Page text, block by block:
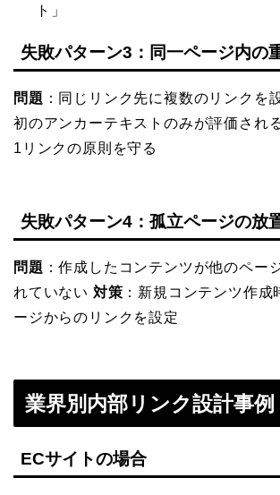
ト」
失敗パターン3：同一ページ内の
問題 ：同じリンク先に複数のリンクを
初のアンカーテキストのみが評価され
1リンクの原則を守る
失敗パターン4：孤立ページの放
問題 ：作成したコンテンツが他のペー
れていない 対策 ：新規コンテンツ作成
ージからのリンクを設定
業界別内部リンク設計事例
ECサイトの場合